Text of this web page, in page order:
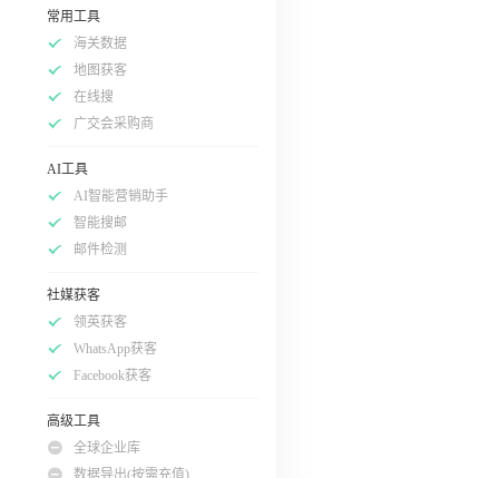
常用工具
海关数据
地图获客
在线搜
广交会采购商
AI工具
AI智能营销助手
智能搜邮
邮件检测
社媒获客
领英获客
WhatsApp获客
Facebook获客
高级工具
全球企业库
数据导出(按需充值)